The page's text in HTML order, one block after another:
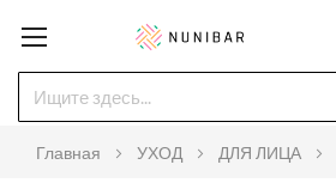
Главная УХОД ДЛЯ ЛИЦА